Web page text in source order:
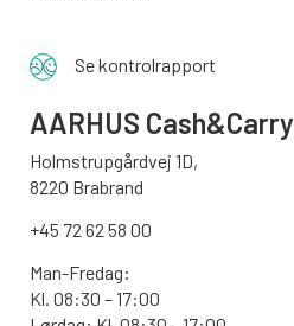
Se kontrolrapport
AARHUS Cash&Carry
Holmstrupgårdvej 1D,
8220 Brabrand
+45 72 62 58 00
Man-Fredag:
Kl. 08:30 – 17:00